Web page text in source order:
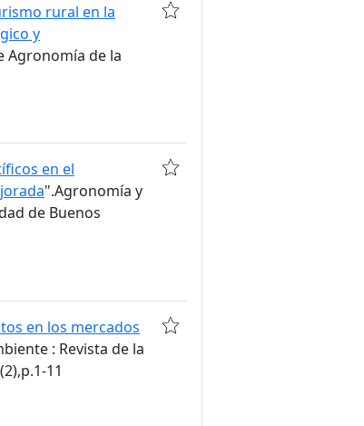
rural en la
y
Agronomía de la
en el
".Agronomía y
de Buenos
en los mercados
: Revista de la
11